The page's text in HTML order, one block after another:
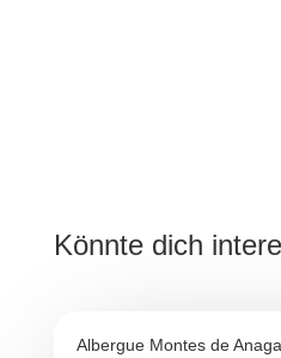
Könnte dich
Albergue Montes de Anaga